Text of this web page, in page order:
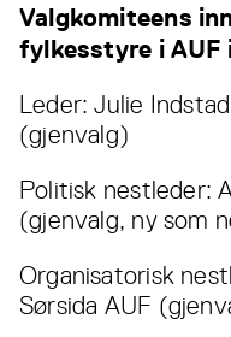
Valgkomiteens
fylkesstyre i AUF
Leder: Julie
(gjenvalg)
Politisk nestleder:
(gjenvalg, ny som
Organisatorisk
Sørsida AUF